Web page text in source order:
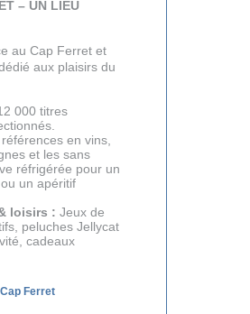
– UN LIEU
au Cap Ferret et
aux plaisirs du
000 titres
en vins,
et les sans
réfrigérée pour un
un apéritif
loisirs : Jeux de
peluches Jellycat
cadeaux
Cap Ferret